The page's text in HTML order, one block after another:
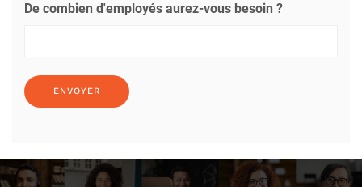
De combien d'employés aurez-vous besoin ?